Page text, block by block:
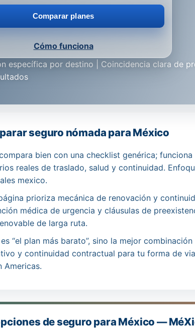
Comparar planes
Cómo funciona
específica por destino | Coincidencia clara de
seguro nómada para México
bien con una checklist genérica;
reales de traslado, salud y continuidad.
mexico.
prioriza mecánica de renovación y
médica de urgencia y cláusulas de
de larga ruta.
“el plan más barato”, sino la mejor
y continuidad contractual para tu forma de
Americas.
de seguro para México —